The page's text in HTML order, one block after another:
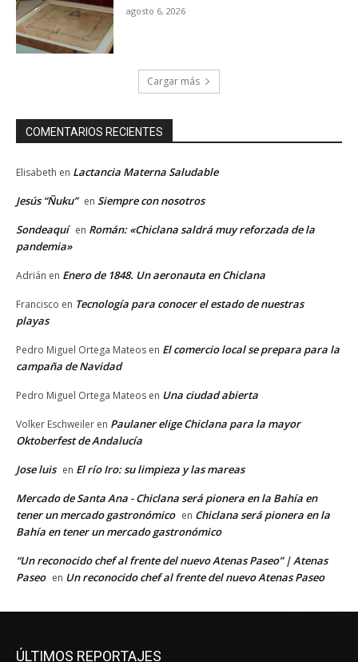
agosto 6, 2026
Cargar más
COMENTARIOS RECIENTES
Elisabeth en Lactancia Materna Saludable
Jesús “Ñuku” en Siempre con nosotros
Sondeaquí en Román: «Chiclana saldrá muy reforzada de la
pandemia»
Adrián en Enero de 1848. Un aeronauta en Chiclana
Francisco en Tecnología para conocer el estado de nuestras
playas
Pedro Miguel Ortega Mateos en El comercio local se prepara para la
campaña de Navidad
Pedro Miguel Ortega Mateos en Una ciudad abierta
Volker Eschweiler en Paulaner elige Chiclana para la mayor
Oktoberfest de Andalucía
Jose luis en El río Iro: su limpieza y las mareas
Mercado de Santa Ana - Chiclana será pionera en la Bahía en
tener un mercado gastronómico en Chiclana será pionera en la
Bahía en tener un mercado gastronómico
“Un reconocido chef al frente del nuevo Atenas Paseo” | Atenas
Paseo en Un reconocido chef al frente del nuevo Atenas Paseo
ÚLTIMOS REPORTAJES